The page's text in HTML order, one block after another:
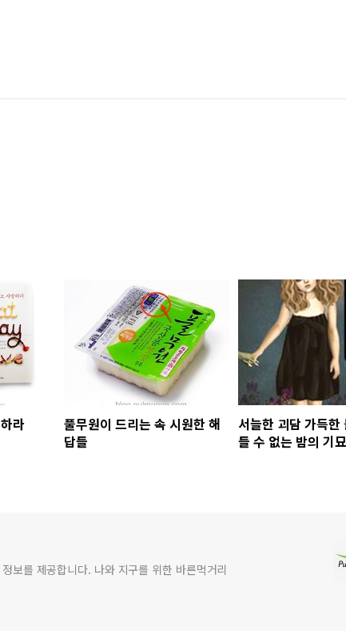
라
풀무원이 드리는 속 시원한 해
답들
서늘한 괴담 가득
들 수 없는 밤의 기
보를 제공합니다. 나와 지구를 위한 바른먹거리